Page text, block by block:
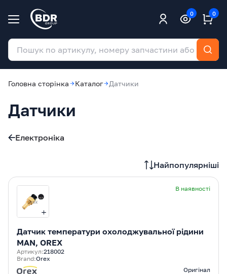
0 0
Головна сторінка Каталог Датчики
Датчики
Електроніка
Найпопулярніші
В наявності
Датчик температури охолоджувальної рідини
MAN, OREX
Артикул:218002
Brand:Orex
Оригінал